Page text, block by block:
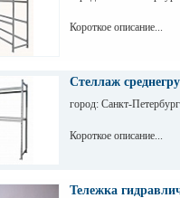
Короткое описание...
Стеллаж
город: Санкт-Петербург
Короткое описание...
Тележка